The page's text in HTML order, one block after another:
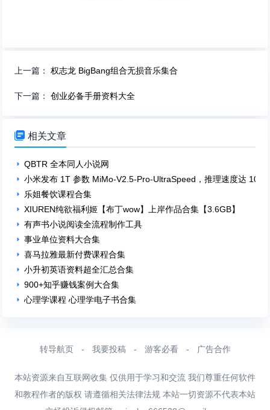
上一篇：权志龙 BigBang组合无损音乐集合
下一篇：创业必备手册资料大全
 相关文章
QBTR 全本同人小说网
小米发布 1T 参数 MiMo-V2.5-Pro-UltraSpeed，推理速度达
乐姐餐饮课程合集
XIUREN纯欲福利姬【布丁wow】上岸作品合集【3.6GB】
有声书小说阅读全流程制作工具
事业单位资料大合集
喜马拉雅最新付费课程合集
小升初英语资料超全汇总合集
900+知乎赚钱案例大合集
心理学课程 心理学电子书合集
转导航页 - 我要投稿 - 游客必看 - 广告合作
本站资源来自互联网收集 仅供用于学习和交流 我们尊重任何软件
和教程作者的版权 请遵循相关法律法规 本站一切资源不代表本站